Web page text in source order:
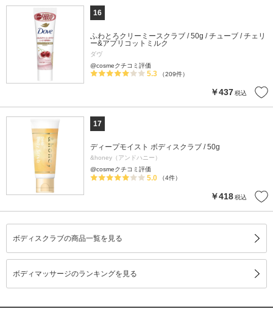
16
ふわとろクリーミースクラブ / 50g / チューブ / チェリ
ー&アプリコットミルク
ダヴ
@cosmeクチコミ評価
5.3 （209件）
￥437税込
17
ディープモイスト ボディスクラブ / 50g
&honey（アンドハニー）
@cosmeクチコミ評価
5.0 （4件）
￥418税込
ボディスクラブの商品一覧を見る
ボディマッサージのランキングを見る